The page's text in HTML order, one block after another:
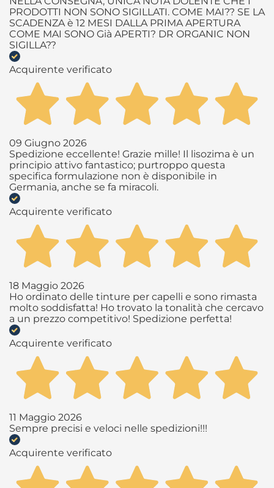
PRODOTTI NON SONO SIGILLATI. COME MAI?? SE LA
SCADENZA è 12 MESI DALLA PRIMA APERTURA
COME MAI SONO Già APERTI? DR ORGANIC NON
SIGILLA??
Acquirente verificato
09 Giugno 2026
Spedizione eccellente! Grazie mille! Il lisozima è un
principio attivo fantastico; purtroppo questa
specifica formulazione non è disponibile in
Germania, anche se fa miracoli.
Acquirente verificato
18 Maggio 2026
Ho ordinato delle tinture per capelli e sono rimasta
molto soddisfatta! Ho trovato la tonalità che cercavo
a un prezzo competitivo! Spedizione perfetta!
Acquirente verificato
11 Maggio 2026
Sempre precisi e veloci nelle spedizioni!!!
Acquirente verificato